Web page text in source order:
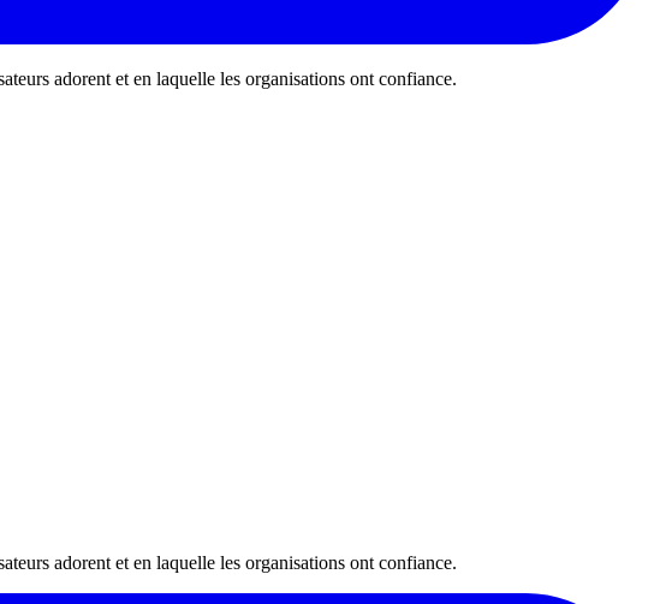
adorent et en laquelle les organisations ont confiance.
adorent et en laquelle les organisations ont confiance.